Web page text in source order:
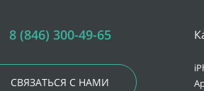
8 (846) 300-49-65
СВЯЗАТЬСЯ С НАМИ